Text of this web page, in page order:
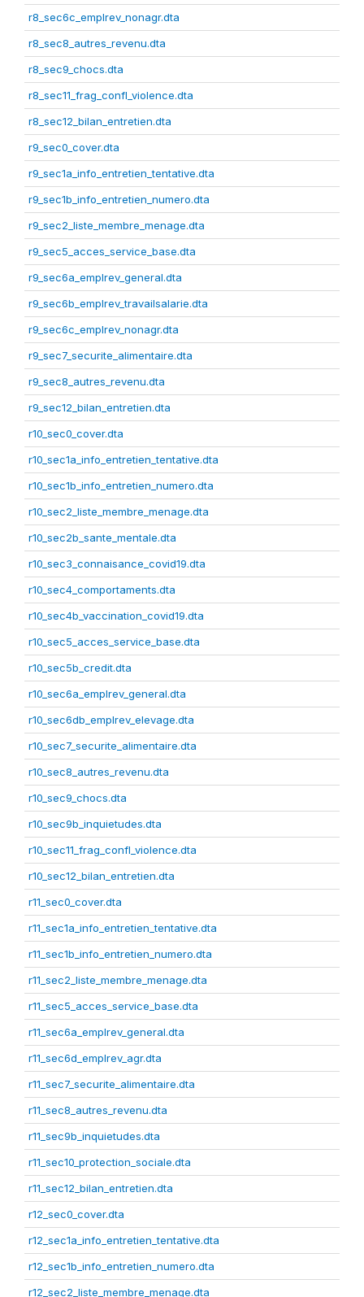
r8_sec6c_emplrev_nonagr.dta
r8_sec8_autres_revenu.dta
r8_sec9_chocs.dta
r8_sec11_frag_confl_violence.dta
r8_sec12_bilan_entretien.dta
r9_sec0_cover.dta
r9_sec1a_info_entretien_tentative.dta
r9_sec1b_info_entretien_numero.dta
r9_sec2_liste_membre_menage.dta
r9_sec5_acces_service_base.dta
r9_sec6a_emplrev_general.dta
r9_sec6b_emplrev_travailsalarie.dta
r9_sec6c_emplrev_nonagr.dta
r9_sec7_securite_alimentaire.dta
r9_sec8_autres_revenu.dta
r9_sec12_bilan_entretien.dta
r10_sec0_cover.dta
r10_sec1a_info_entretien_tentative.dta
r10_sec1b_info_entretien_numero.dta
r10_sec2_liste_membre_menage.dta
r10_sec2b_sante_mentale.dta
r10_sec3_connaisance_covid19.dta
r10_sec4_comportaments.dta
r10_sec4b_vaccination_covid19.dta
r10_sec5_acces_service_base.dta
r10_sec5b_credit.dta
r10_sec6a_emplrev_general.dta
r10_sec6db_emplrev_elevage.dta
r10_sec7_securite_alimentaire.dta
r10_sec8_autres_revenu.dta
r10_sec9_chocs.dta
r10_sec9b_inquietudes.dta
r10_sec11_frag_confl_violence.dta
r10_sec12_bilan_entretien.dta
r11_sec0_cover.dta
r11_sec1a_info_entretien_tentative.dta
r11_sec1b_info_entretien_numero.dta
r11_sec2_liste_membre_menage.dta
r11_sec5_acces_service_base.dta
r11_sec6a_emplrev_general.dta
r11_sec6d_emplrev_agr.dta
r11_sec7_securite_alimentaire.dta
r11_sec8_autres_revenu.dta
r11_sec9b_inquietudes.dta
r11_sec10_protection_sociale.dta
r11_sec12_bilan_entretien.dta
r12_sec0_cover.dta
r12_sec1a_info_entretien_tentative.dta
r12_sec1b_info_entretien_numero.dta
r12_sec2_liste_membre_menage.dta